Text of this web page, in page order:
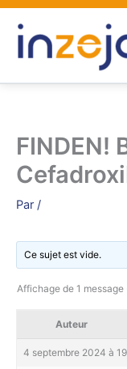
Aller
contenu
FINDEN!
Par /
Ce sujet est vide.
Affichage de 1 message
Auteur
4 septembre 2024 à